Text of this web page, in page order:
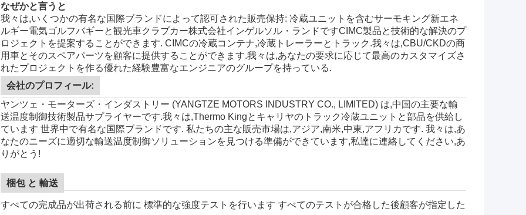
なぜかと言うと
我々は,いくつかの有名な国際ブランドによって認可された販売保持: 冷蔵ユニットを含むサーモキング新エネ
ルギー電気ゴルフバギーと観光車クラブカー株式会社インゲルソル・ランドですCIMC製品と技術的な解決のプ
ロジェクトを提案することができます. CIMCの冷蔵コンテナ,冷蔵トレーラーとトラック.我々は,CBU/CKDの商
用車とそのスペアパーツを顧客に提供することができます.我々は,あなたの要求に応じて最高のカスタマイズさ
れたプロジェクトを作る優れた経験豊富なエンジニアのグループを持っている.
会社のプロフィール:
ヤンツェ・モーターズ・インダストリー (YANGTZE MOTORS INDUSTRY CO., LIMITED) は,中国の主要な輸
送温度制御技術製品サプライヤーです.我々は,Thermo Kingとキャリヤのトラック冷蔵ユニットと部品を供給し
ています 世界中で有名な国際ブランドです. 私たちの主な販売市場は,アジア,南米,中東,アフリカです. 我々は,あ
なたのニーズに適切な輸送温度制御ソリューションを見つける準備ができています,私達に連絡してください,あ
りがとう!
梱包 と 輸送
すべての完成品が出荷される前に 標準的な強度テストを行います すべてのテストが合格した後顧客が指定した